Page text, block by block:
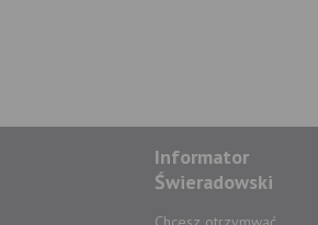
Informator
Świeradowski